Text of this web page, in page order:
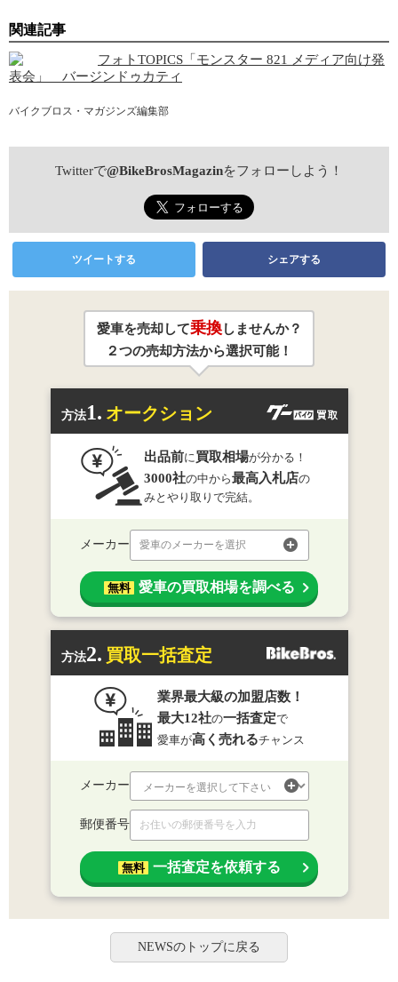
関連記事
フォトTOPICS「モンスター 821 メディア向け発
表会」 バージンドゥカティ
バイクブロス・マガジンズ編集部
Twitterで@BikeBrosMagazinをフォローしよう！
ツイートする シェアする
愛車を売却して乗換しませんか？
２つの売却方法から選択可能！
方法1. オークション
出品前に 買取相場が分かる！
3000社の中から最高入札店の
みとやり取りで完結。
メーカー 愛車のメーカーを選択
無料 愛車の買取相場を調べる
方法2. 買取一括査定
業界最大級の加盟店数！
最大12社の一括査定で
愛車が高く売れるチャンス
メーカー
郵便番号
無料 一括査定を依頼する
NEWSのトップに戻る